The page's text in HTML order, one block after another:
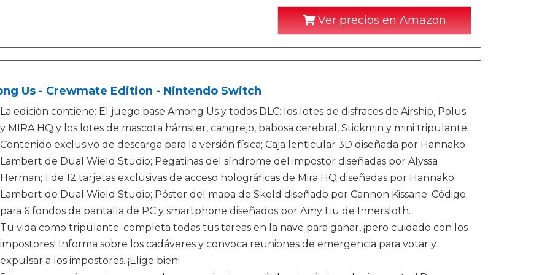
Ver precios en Amazon
Us - Crewmate Edition - Nintendo Switch
La edición contiene: El juego base Among Us y todos DLC: los lotes de disfraces de Airship, Polus
y MIRA HQ y los lotes de mascota hámster, cangrejo, babosa cerebral, Stickmin y mini tripulante;
Contenido exclusivo de descarga para la versión física; Caja lenticular 3D diseñada por Hannako
Lambert de Dual Wield Studio; Pegatinas del síndrome del impostor diseñadas por Alyssa
Herman; 1 de 12 tarjetas exclusivas de acceso holográficas de Mira HQ diseñadas por Hannako
Lambert de Dual Wield Studio; Póster del mapa de Skeld diseñado por Cannon Kissane; Código
para 6 fondos de pantalla de PC y smartphone diseñados por Amy Liu de Innersloth.
Tu vida como tripulante: completa todas tus tareas en la nave para ganar, ¡pero cuidado con los
impostores! Informa sobre los cadáveres y convoca reuniones de emergencia para votar y
expulsar a los impostores. ¡Elige bien!